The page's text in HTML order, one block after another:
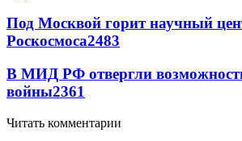
Под Москвой горит научный
Роскосмоса2483
В МИД РФ отвергли
войны2361
Читать комментарии